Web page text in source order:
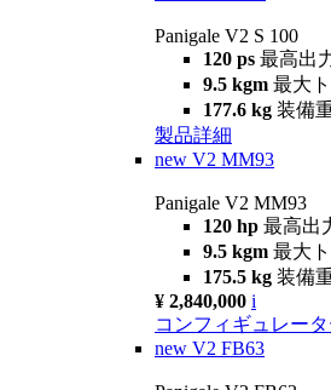
Panigale V2 S 100
120 ps 最高出
9.5 kgm 最大
177.6 kg 装備
製品詳細
new V2 MM93
Panigale V2 MM93
120 hp 最高出
9.5 kgm 最大
175.5 kg 装備
¥ 2,840,000 i
コンフィギュレー
new V2 FB63